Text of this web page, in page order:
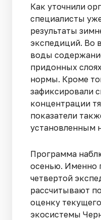
Как уточнили
специалисты
результаты
экспедиций. Во
воды
придонных
нормы. Кроме
зафиксировали
концентрации
показатели
установленным
Программа
осенью. Именно
четвертой
рассчитывают
оценку
экосистемы